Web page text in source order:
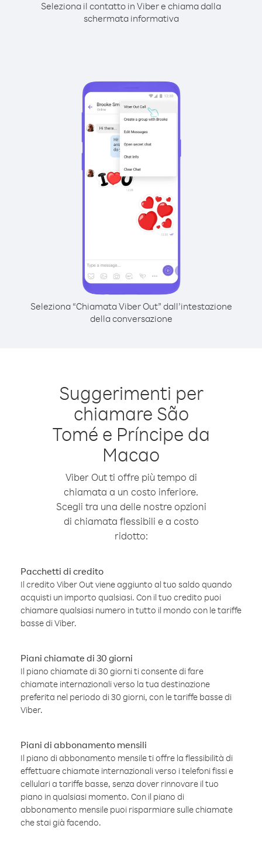
Seleziona il contatto in Viber e chiama dalla
schermata informativa
Seleziona “Chiamata Viber Out” dall’intestazione
della conversazione
Suggerimenti per
chiamare São
Tomé e Príncipe da
Macao
Viber Out ti offre più tempo di
chiamata a un costo inferiore.
Scegli tra una delle nostre opzioni
di chiamata flessibili e a costo
ridotto:
Pacchetti di credito
Il credito Viber Out viene aggiunto al tuo saldo quando
acquisti un importo qualsiasi. Con il tuo credito puoi
chiamare qualsiasi numero in tutto il mondo con le tariffe
basse di Viber.
Piani chiamate di 30 giorni
Il piano chiamate di 30 giorni ti consente di fare
chiamate internazionali verso la tua destinazione
preferita nel periodo di 30 giorni, con le tariffe basse di
Viber.
Piani di abbonamento mensili
Il piano di abbonamento mensile ti offre la flessibilità di
effettuare chiamate internazionali verso i telefoni fissi e
cellulari a tariffe basse, senza dover rinnovare il tuo
piano in qualsiasi momento. Con il piano di
abbonamento mensile puoi risparmiare sulle chiamate
che stai già facendo.